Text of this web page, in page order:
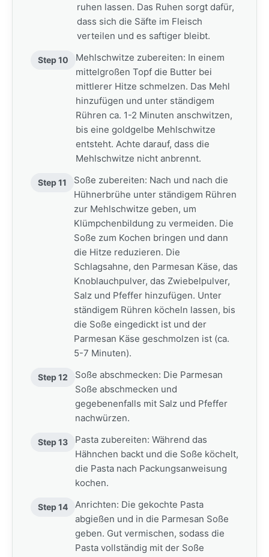
ruhen lassen. Das Ruhen sorgt dafür,
dass sich die Säfte im Fleisch
verteilen und es saftiger bleibt.
Step 10
Mehlschwitze zubereiten: In einem
mittelgroßen Topf die Butter bei
mittlerer Hitze schmelzen. Das Mehl
hinzufügen und unter ständigem
Rühren ca. 1-2 Minuten anschwitzen,
bis eine goldgelbe Mehlschwitze
entsteht. Achte darauf, dass die
Mehlschwitze nicht anbrennt.
Step 11
Soße zubereiten: Nach und nach die
Hühnerbrühe unter ständigem Rühren
zur Mehlschwitze geben, um
Klümpchenbildung zu vermeiden. Die
Soße zum Kochen bringen und dann
die Hitze reduzieren. Die
Schlagsahne, den Parmesan Käse, das
Knoblauchpulver, das Zwiebelpulver,
Salz und Pfeffer hinzufügen. Unter
ständigem Rühren köcheln lassen, bis
die Soße eingedickt ist und der
Parmesan Käse geschmolzen ist (ca.
5-7 Minuten).
Step 12
Soße abschmecken: Die Parmesan
Soße abschmecken und
gegebenenfalls mit Salz und Pfeffer
nachwürzen.
Step 13
Pasta zubereiten: Während das
Hähnchen backt und die Soße köchelt,
die Pasta nach Packungsanweisung
kochen.
Step 14
Anrichten: Die gekochte Pasta
abgießen und in die Parmesan Soße
geben. Gut vermischen, sodass die
Pasta vollständig mit der Soße